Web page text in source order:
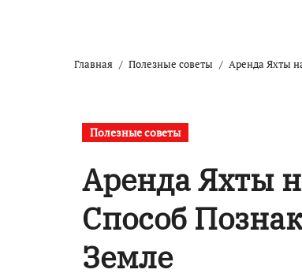
Главная Полезные советы Аренда Яхты
Полезные советы
Аренда Яхты
Способ
Земле